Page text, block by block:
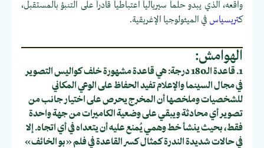
واقعه، الذي يبدو حلماً سيريالياً اعتباطياً قادراً على التنبؤ بالمستقبل،
كتريسياس في الميثولوجيا الإغريقية.
الهوامش:
1. قاعدة الـ180 درجة: هي قاعدة مشهورة خلف كواليس التصوير
في مجال السينما والإعلام تفيد الحفاظ على الوعي المكاني
للشخصيات وملخصها أن المخرج يحرص على اختيار جانب من
تصوير أي محادثة ويبقي على وضعية الكاميرات من جهة واحدة
فقط، بحيث ينشأ خط وهمي يُمنع عليه أن يتعداه في أي اتجاه. إلا
في حالات شديدة الندرة كمثال كسر القاعدة في فلم «بو الخائف»